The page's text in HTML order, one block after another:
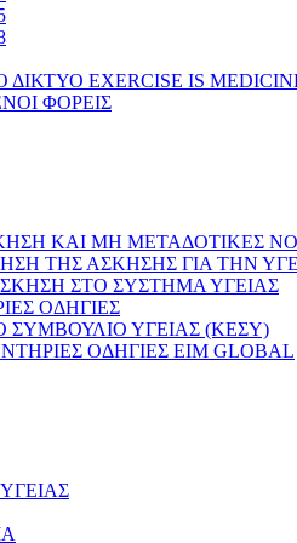
EXERCISE IS
ΦΟΡΕΙΣ
ΚΑΙ ΜΗ ΜΕΤΑΔΟΤΙΚΕΣ
ΤΗΣ ΑΣΚΗΣΗΣ ΓΙΑ ΤΗΝ
ΣΤΟ ΣΥΣΤΗΜΑ ΥΓΕΙΑΣ
ΟΔΗΓΙΕΣ
ΣΥΜΒΟΥΛΙΟ ΥΓΕΙΑΣ (ΚΕΣΥ)
ΟΔΗΓΙΕΣ EIM GLOBAL